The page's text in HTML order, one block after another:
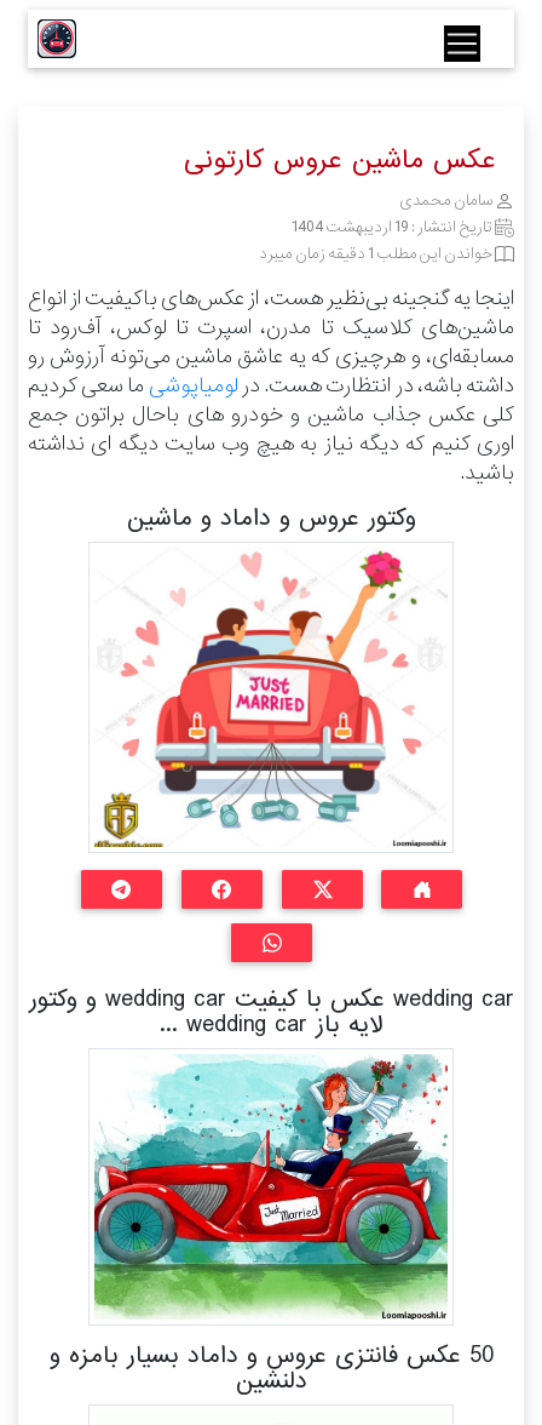
عکس ماشین عروس کارتونی
سامان محمدی
تاریخ انتشار : 19 اردیبهشت 1404
خواندن این مطلب 1 دقیقه زمان میبرد
اینجا یه گنجینه بی‌نظیر هست، از عکس‌های باکیفیت از انواع
ماشین‌های کلاسیک تا مدرن، اسپرت تا لوکس، آف‌رود تا
مسابقه‌ای، و هرچیزی که یه عاشق ماشین می‌تونه آرزوش رو
داشته باشه، در انتظارت هست.در لومیاپوشی ما سعی کردیم
کلی عکس جذاب ماشین و خودرو های باحال براتون جمع
اوری کنیم که دیگه نیاز به هیچ وب سایت دیگه ای نداشته
باشید.
وکتور عروس و داماد و ماشین
wedding car عکس با کیفیت wedding car و وکتور
لایه باز wedding car ...
50 عکس فانتزی عروس و داماد بسیار بامزه و
دلنشین